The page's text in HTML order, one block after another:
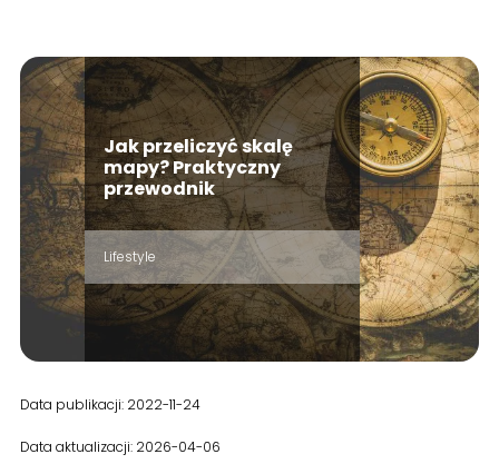
Jak przeliczyć skalę
mapy? Praktyczny
przewodnik
Lifestyle
Data publikacji: 2022-11-24
Data aktualizacji: 2026-04-06